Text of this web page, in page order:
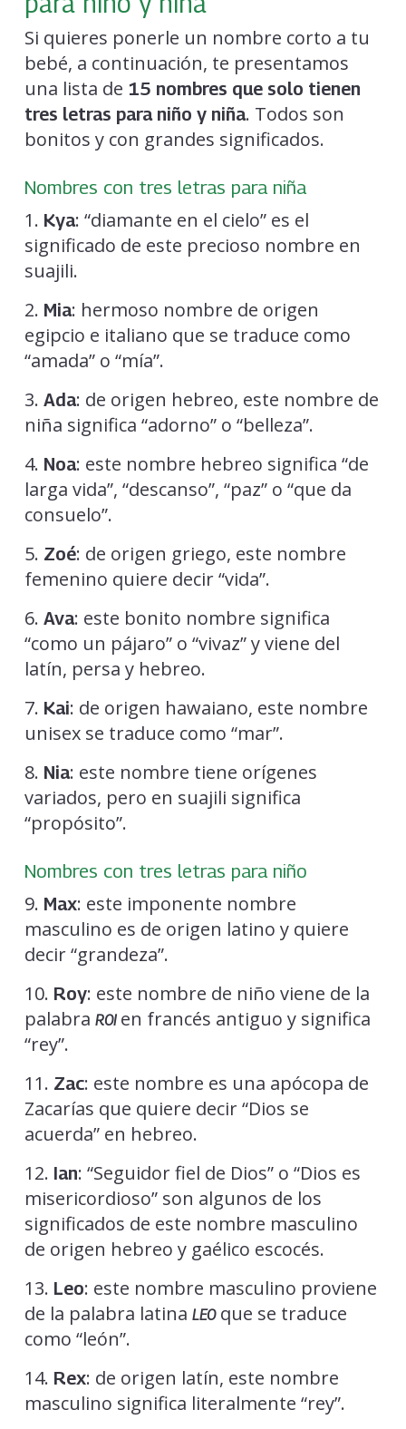
Si quieres ponerle un nombre corto a tu
bebé, a continuación, te presentamos
una lista de 15 nombres que solo tienen
tres letras para niño y niña. Todos son
bonitos y con grandes significados.
Nombres con tres letras para niña
1. Kya: “diamante en el cielo” es el
significado de este precioso nombre en
suajili.
2. Mia: hermoso nombre de origen
egipcio e italiano que se traduce como
“amada” o “mía”.
3. Ada: de origen hebreo, este nombre de
niña significa “adorno” o “belleza”.
4. Noa: este nombre hebreo significa “de
larga vida”, “descanso”, “paz” o “que da
consuelo”.
5. Zoé: de origen griego, este nombre
femenino quiere decir “vida”.
6. Ava: este bonito nombre significa
“como un pájaro” o “vivaz” y viene del
latín, persa y hebreo.
7. Kai: de origen hawaiano, este nombre
unisex se traduce como “mar”.
8. Nia: este nombre tiene orígenes
variados, pero en suajili significa
“propósito”.
Nombres con tres letras para niño
9. Max: este imponente nombre
masculino es de origen latino y quiere
decir “grandeza”.
10. Roy: este nombre de niño viene de la
palabra ROIen francés antiguo y significa
“rey”.
11. Zac: este nombre es una apócopa de
Zacarías que quiere decir “Dios se
acuerda” en hebreo.
12. Ian: “Seguidor fiel de Dios” o “Dios es
misericordioso” son algunos de los
significados de este nombre masculino
de origen hebreo y gaélico escocés.
13. Leo: este nombre masculino proviene
de la palabra latina LEOque se traduce
como “león”.
14. Rex: de origen latín, este nombre
masculino significa literalmente “rey”.